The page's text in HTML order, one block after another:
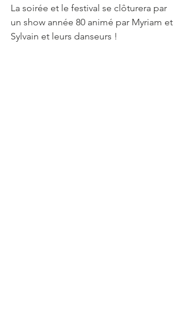
La soirée et le festival se clôturera par
un show année 80 animé par Myriam et
Sylvain et leurs danseurs !